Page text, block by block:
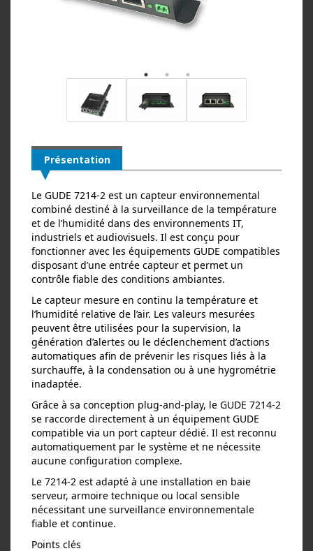
Présentation
Le GUDE 7214‑2 est un capteur environnemental
combiné destiné à la surveillance de la température
et de l’humidité dans des environnements IT,
industriels et audiovisuels. Il est conçu pour
fonctionner avec les équipements GUDE compatibles
disposant d’une entrée capteur et permet un
contrôle fiable des conditions ambiantes.
Le capteur mesure en continu la température et
l’humidité relative de l’air. Les valeurs mesurées
peuvent être utilisées pour la supervision, la
génération d’alertes ou le déclenchement d’actions
automatiques afin de prévenir les risques liés à la
surchauffe, à la condensation ou à une hygrométrie
inadaptée.
Grâce à sa conception plug‑and‑play, le GUDE 7214‑2
se raccorde directement à un équipement GUDE
compatible via un port capteur dédié. Il est reconnu
automatiquement par le système et ne nécessite
aucune configuration complexe.
Le 7214‑2 est adapté à une installation en baie
serveur, armoire technique ou local sensible
nécessitant une surveillance environnementale
fiable et continue.
Points clés